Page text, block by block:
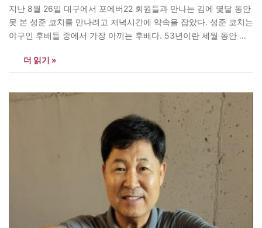
지난 8월 26일 대구에서 포에버22 회원들과 만나는 김에 몇달 동안
못 본 성준 코치를 만나려고 저녁시간에 약속을 잡았다. 성준 코치는
야구인 후배들 중에서 가장 아끼는 후배다. 53년이란 세월 동안 오
한양대를 졸업하고, 1986년 삼성에 입단하면서 인연이 시작됐다.
오래 룸메이트를 함께 하면서 자연스럽게…
더 읽기 »